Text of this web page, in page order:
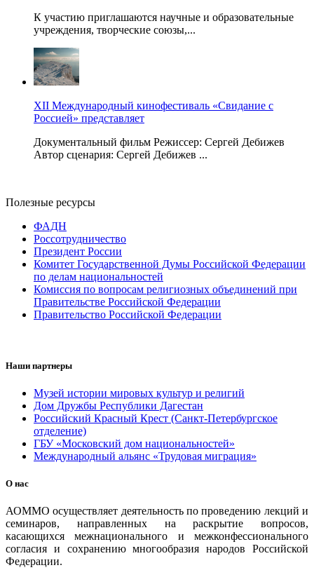
К участию приглашаются научные и образовательные
учреждения, творческие союзы,...
XII Международный кинофестиваль «Свидание с
Россией» представляет
Документальный фильм Режиссер: Сергей Дебижев
Автор сценария: Сергей Дебижев ...
Полезные ресурсы
ФАДН
Россотрудничество
Президент России
Комитет Государственной Думы Российской Федерации
по делам национальностей
Комиссия по вопросам религиозных объединений при
Правительстве Российской Федерации
Правительство Российской Федерации
Наши партнеры
Музей истории мировых культур и религий
Дом Дружбы Республики Дагестан
Российский Красный Крест (Санкт-Петербургское
отделение)
ГБУ «Московский дом национальностей»
Международный альянс «Трудовая миграция»
О нас
АОММО осуществляет деятельность по проведению лекций и
семинаров, направленных на раскрытие вопросов,
касающихся межнационального и межконфессионального
согласия и сохранению многообразия народов Российской
Федерации.